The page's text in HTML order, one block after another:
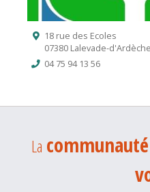
18 rue des Ecoles
07380 Lalevade-d'Ardèche
04 75 94 13 56
La